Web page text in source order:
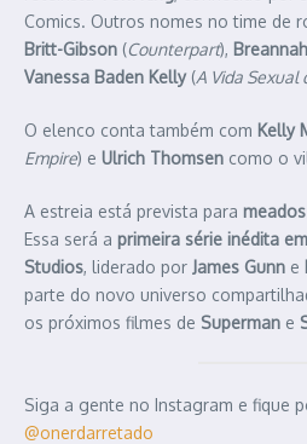
Comics. Outros nomes no time de
Britt-Gibson (Counterpart),
Vanessa Baden Kelly(A Vida
O elenco conta também com Kelly
Empire) e Ulrich Thomsen como o
A estreia está prevista para
Essa será a primeira série inédita
Studios, liderado por James Gunn e
parte do novo universo
os próximos filmes de Superman e
Siga a gente no Instagram e fique
@onerdarretado